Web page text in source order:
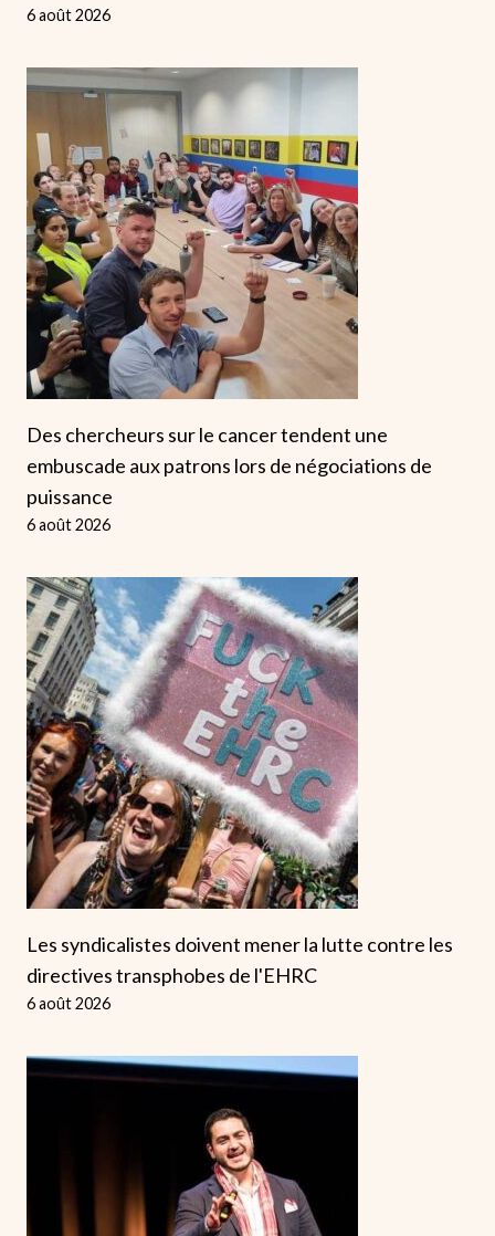
6 août 2026
Des chercheurs sur le cancer tendent une
embuscade aux patrons lors de négociations de
puissance
6 août 2026
Les syndicalistes doivent mener la lutte contre les
directives transphobes de l'EHRC
6 août 2026